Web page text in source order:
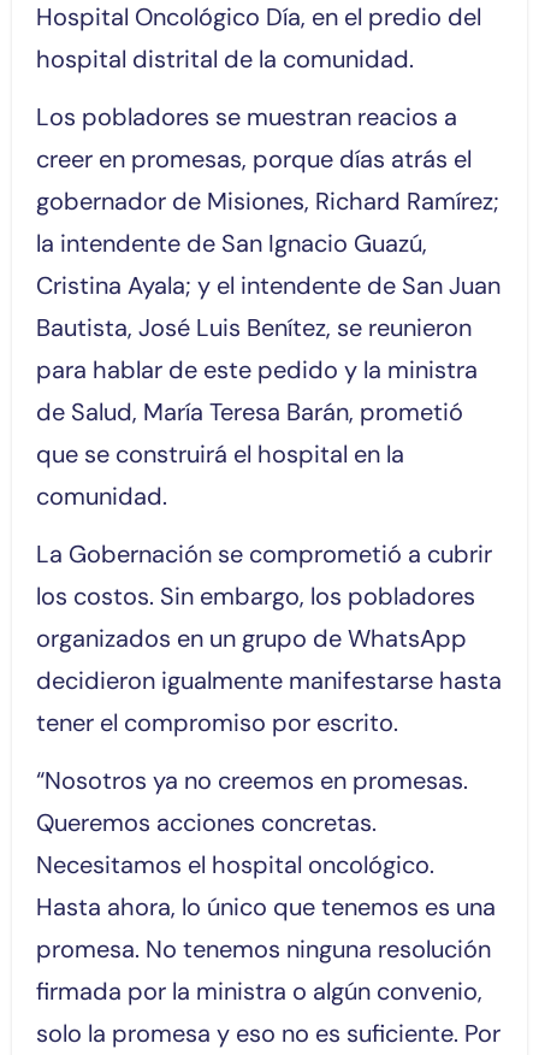
Hospital Oncológico Día, en el predio del
hospital distrital de la comunidad.
Los pobladores se muestran reacios a
creer en promesas, porque días atrás el
gobernador de Misiones, Richard Ramírez;
la intendente de San Ignacio Guazú,
Cristina Ayala; y el intendente de San Juan
Bautista, José Luis Benítez, se reunieron
para hablar de este pedido y la ministra
de Salud, María Teresa Barán, prometió
que se construirá el hospital en la
comunidad.
La Gobernación se comprometió a cubrir
los costos. Sin embargo, los pobladores
organizados en un grupo de WhatsApp
decidieron igualmente manifestarse hasta
tener el compromiso por escrito.
“Nosotros ya no creemos en promesas.
Queremos acciones concretas.
Necesitamos el hospital oncológico.
Hasta ahora, lo único que tenemos es una
promesa. No tenemos ninguna resolución
firmada por la ministra o algún convenio,
solo la promesa y eso no es suficiente. Por